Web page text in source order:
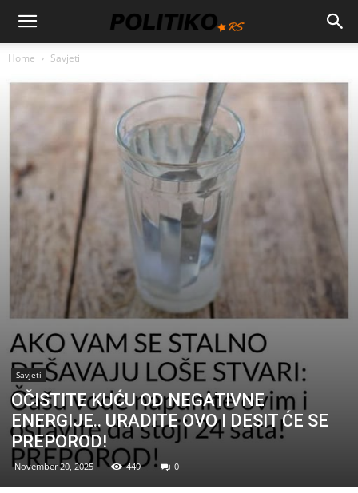
Home Savjeti
Savjeti
OČISTITE KUĆU OD NEGATIVNE
ENERGIJE.. URADITE OVO I DESIT ĆE SE
PREPOROD!
November 20, 2025 449 0